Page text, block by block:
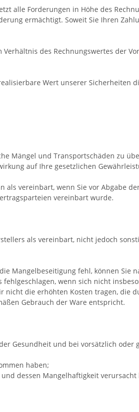
alle Forderungen in Höhe des
ermächtigt. Soweit Sie Ihren
des Rechnungswertes der
Wert unserer Sicherheiten
Mängel und Transportschäden zu
auf Ihre gesetzlichen
vereinbart, wenn Sie vor Abgabe
vereinbart wurde.
als vereinbart, nicht jedoch
Mangelbeseitigung fehl, können Sie
wenn sich nicht
nicht die erhöhten Kosten tragen, die
Gebrauch der Ware entspricht.
Gesundheit und bei vorsätzlich oder
haben;
dessen Mangelhaftigkeit verursacht